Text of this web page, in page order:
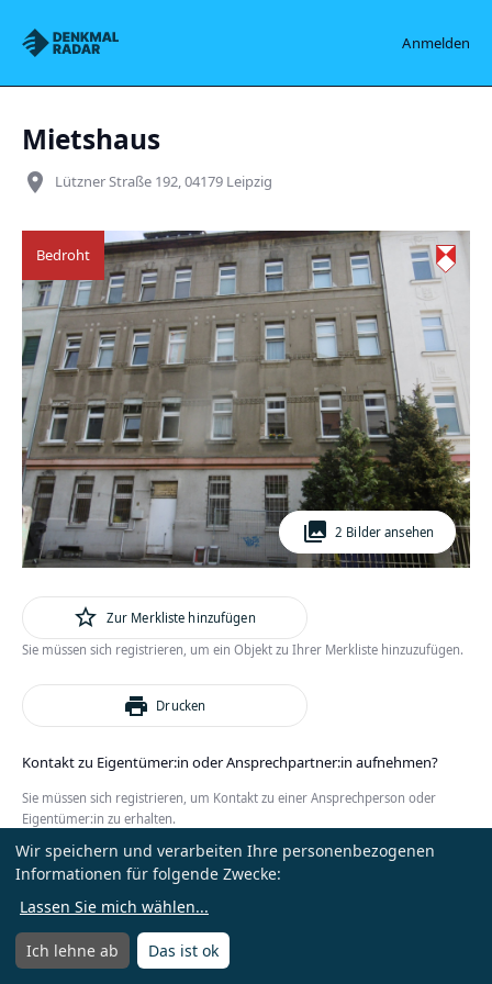
Denkmalradar Anmelden
Menü öffnen
Mietshaus
place Lützner Straße 192, 04179 Leipzig
photo_library 2 Bilder ansehen
Bedroht
star_outline Zur Merkliste hinzufügen
Sie müssen sich registrieren, um ein Objekt zu Ihrer Merkliste hinzuzufügen.
print Drucken
Kontakt zu Eigentümer:in oder Ansprechpartner:in aufnehmen?
Sie müssen sich registrieren, um Kontakt zu einer Ansprechperson oder
Eigentümer:in zu erhalten.
Anmelden oder Kostenlos registrieren
Wir speichern und verarbeiten Ihre personenbezogenen
Informationen für folgende Zwecke:
Lassen Sie mich wählen...
Ich lehne ab Das ist ok